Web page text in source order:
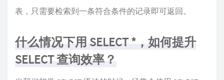
表，只需要检索到一条符合条件的记录即可返回。
什么情况下用 SELECT *，如何提升
SELECT 查询效率？